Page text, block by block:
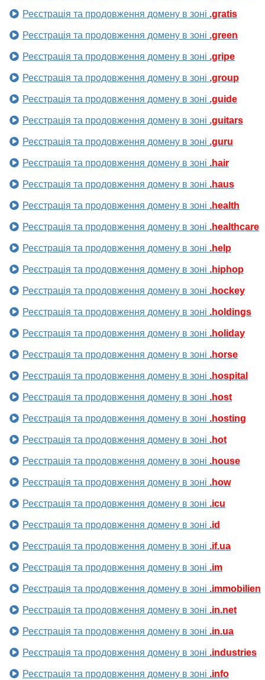
Реєстрація та продовження домену в зоні .gratis
Реєстрація та продовження домену в зоні .green
Реєстрація та продовження домену в зоні .gripe
Реєстрація та продовження домену в зоні .group
Реєстрація та продовження домену в зоні .guide
Реєстрація та продовження домену в зоні .guitars
Реєстрація та продовження домену в зоні .guru
Реєстрація та продовження домену в зоні .hair
Реєстрація та продовження домену в зоні .haus
Реєстрація та продовження домену в зоні .health
Реєстрація та продовження домену в зоні .healthcare
Реєстрація та продовження домену в зоні .help
Реєстрація та продовження домену в зоні .hiphop
Реєстрація та продовження домену в зоні .hockey
Реєстрація та продовження домену в зоні .holdings
Реєстрація та продовження домену в зоні .holiday
Реєстрація та продовження домену в зоні .horse
Реєстрація та продовження домену в зоні .hospital
Реєстрація та продовження домену в зоні .host
Реєстрація та продовження домену в зоні .hosting
Реєстрація та продовження домену в зоні .hot
Реєстрація та продовження домену в зоні .house
Реєстрація та продовження домену в зоні .how
Реєстрація та продовження домену в зоні .icu
Реєстрація та продовження домену в зоні .id
Реєстрація та продовження домену в зоні .if.ua
Реєстрація та продовження домену в зоні .im
Реєстрація та продовження домену в зоні .immobilien
Реєстрація та продовження домену в зоні .in.net
Реєстрація та продовження домену в зоні .in.ua
Реєстрація та продовження домену в зоні .industries
Реєстрація та продовження домену в зоні .info